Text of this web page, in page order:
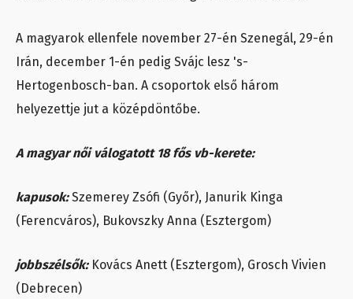
A magyarok ellenfele november 27-én Szenegál, 29-én
Irán, december 1-én pedig Svájc lesz 's-
Hertogenbosch-ban. A csoportok első három
helyezettje jut a középdöntőbe.
A magyar női válogatott 18 fős vb-kerete:
kapusok:Szemerey Zsófi (Győr), Janurik Kinga
(Ferencváros), Bukovszky Anna (Esztergom)
jobbszélsők: Kovács Anett (Esztergom), Grosch Vivien
(Debrecen)